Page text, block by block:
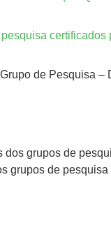
de Pesquisa –
grupos de
grupos de